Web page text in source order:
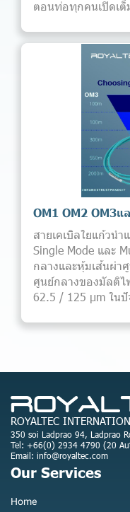
ตอนท่อทุกคนเปิดเต็
OM1 OM2 OM3แ
สายเคเบิลใยแก้วน
Single Mode และ
กลางและหุ้มเส้นผ่า
ศูนย์กลางของมัลติไ
62.5 / 125 µm ใน
ROYALTEC
350 soi Ladprao 94, Ladprao
Tel: +66(0) 2934 4790 (20
Email: info@royaltec.com
Our Services
Home